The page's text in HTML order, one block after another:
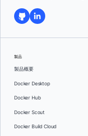
製品
製品概要
Docker Desktop
Docker Hub
Docker Scout
Docker Build Cloud